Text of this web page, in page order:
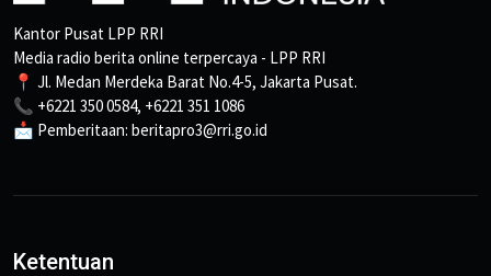
Kantor Pusat LPP RRI
Media radio berita online terpercaya - LPP RRI
📍 Jl. Medan Merdeka Barat No.4-5, Jakarta Pusat.
📞 +6221 350 0584, +6221 351 1086
📩 Pemberitaan: beritapro3@rri.go.id
Ketentuan